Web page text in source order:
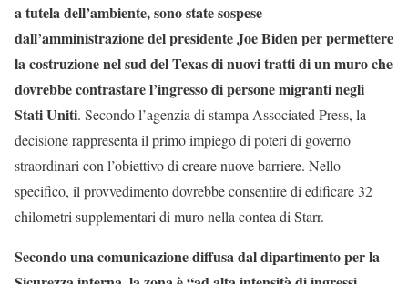
a tutela dell’ambiente, sono state sospese
dall’amministrazione del presidente Joe Biden per permettere
la costruzione nel sud del Texas di nuovi tratti di un muro che
dovrebbe contrastare l’ingresso di persone migranti negli
Stati Uniti. Secondo l’agenzia di stampa Associated Press, la
decisione rappresenta il primo impiego di poteri di governo
straordinari con l’obiettivo di creare nuove barriere. Nello
specifico, il provvedimento dovrebbe consentire di edificare 32
chilometri supplementari di muro nella contea di Starr.
Secondo una comunicazione diffusa dal dipartimento per la